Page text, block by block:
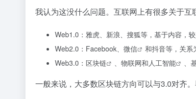
我认为这没什么问题。互联网上有很多关于
Web1.0：雅虎、新浪、搜狐等，基于内容，较
Web2.0：Facebook、 微信 和抖音等，关系
Web3.0： 区块链 、物联网和人工智能 、
一般来说，大多数区块链方向可以与3.0对齐